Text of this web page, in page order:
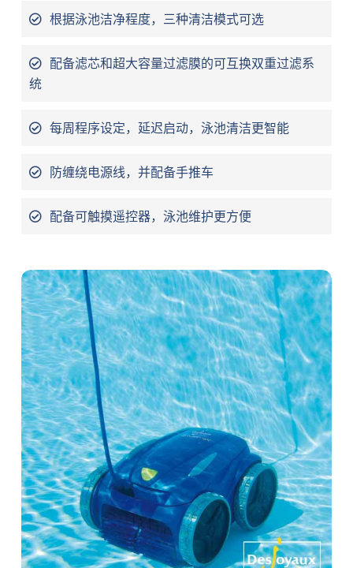
根据泳池洁净程度，三种清洁模式可选
配备滤芯和超大容量过滤膜的可互换双重过滤系
统
每周程序设定，延迟启动，泳池清洁更智能
防缠绕电源线，并配备手推车
配备可触摸遥控器，泳池维护更方便